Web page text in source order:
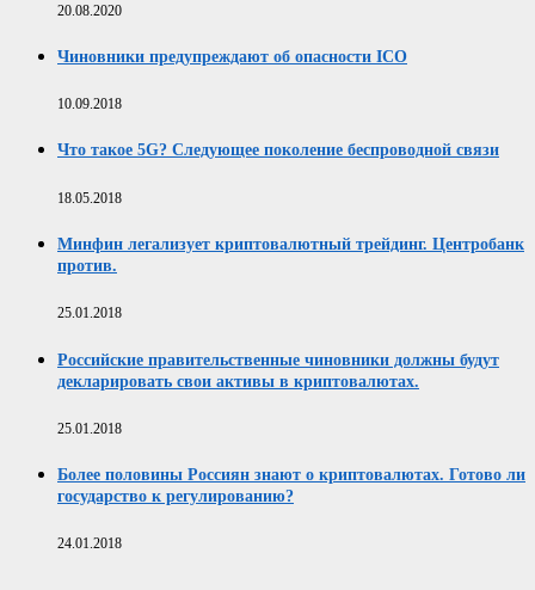
20.08.2020
Чиновники предупреждают об опасности ICO
10.09.2018
Что такое 5G? Следующее поколение беспроводной связи
18.05.2018
Минфин легализует криптовалютный трейдинг. Центробанк
против.
25.01.2018
Российские правительственные чиновники должны будут
декларировать свои активы в криптовалютах.
25.01.2018
Более половины Россиян знают о криптовалютах. Готово ли
государство к регулированию?
24.01.2018